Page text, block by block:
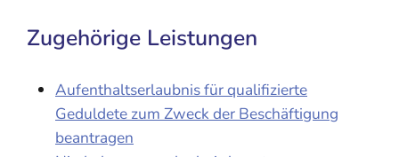
Zugehörige Leistungen
Aufenthaltserlaubnis für qualifizierte
Geduldete zum Zweck der Beschäftigung
beantragen